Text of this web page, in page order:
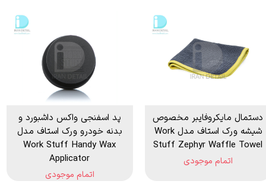
دستمال مایکروفایبر مخصوص
شیشه ورک استاف مدل Work
Stuff Zephyr Waffle Towel
اتمام موجودی
پد اسفنجی واکس داشبورد و
بدنه خودرو ورک استاف مدل
Work Stuff Handy Wax
Applicator
اتمام موجودی